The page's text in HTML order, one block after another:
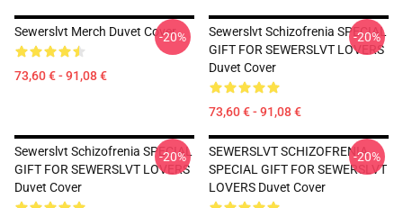
Sewerslvt Merch Duvet Cover
73,60 € - 91,08 €
-20%
Sewerslvt Schizofrenia SPECIAL
GIFT FOR SEWERSLVT LOVERS
Duvet Cover
73,60 € - 91,08 €
-20%
Sewerslvt Schizofrenia SPECIAL
GIFT FOR SEWERSLVT LOVERS
Duvet Cover
-20%
SEWERSLVT SCHIZOFRENIA
SPECIAL GIFT FOR SEWERSLVT
LOVERS Duvet Cover
-20%